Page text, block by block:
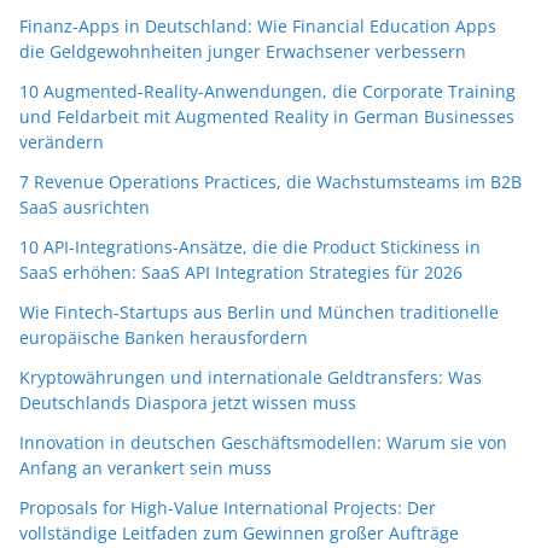
Finanz-Apps in Deutschland: Wie Financial Education Apps
die Geldgewohnheiten junger Erwachsener verbessern
10 Augmented-Reality-Anwendungen, die Corporate Training
und Feldarbeit mit Augmented Reality in German Businesses
verändern
7 Revenue Operations Practices, die Wachstumsteams im B2B
SaaS ausrichten
10 API-Integrations-Ansätze, die die Product Stickiness in
SaaS erhöhen: SaaS API Integration Strategies für 2026
Wie Fintech-Startups aus Berlin und München traditionelle
europäische Banken herausfordern
Kryptowährungen und internationale Geldtransfers: Was
Deutschlands Diaspora jetzt wissen muss
Innovation in deutschen Geschäftsmodellen: Warum sie von
Anfang an verankert sein muss
Proposals for High-Value International Projects: Der
vollständige Leitfaden zum Gewinnen großer Aufträge